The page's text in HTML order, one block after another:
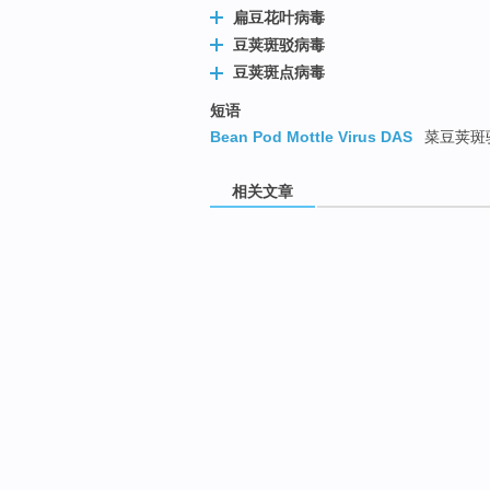
扁豆花叶病毒
豆荚斑驳病毒
豆荚斑点病毒
短语
Bean Pod Mottle Virus DAS
菜豆荚斑
相关文章